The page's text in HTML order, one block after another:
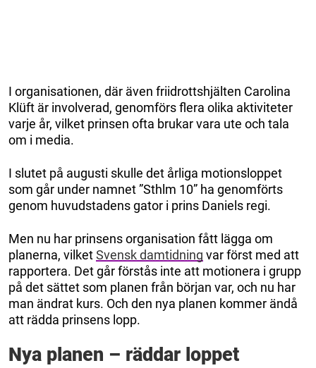
I organisationen, där även friidrottshjälten Carolina
Klüft är involverad, genomförs flera olika aktiviteter
varje år, vilket prinsen ofta brukar vara ute och tala
om i media.
I slutet på augusti skulle det årliga motionsloppet
som går under namnet ”Sthlm 10” ha genomförts
genom huvudstadens gator i prins Daniels regi.
Men nu har prinsens organisation fått lägga om
planerna, vilketSvensk damtidning var först med att
rapportera. Det går förstås inte att motionera i grupp
på det sättet som planen från början var, och nu har
man ändrat kurs. Och den nya planen kommer ändå
att rädda prinsens lopp.
Nya planen – räddar loppet